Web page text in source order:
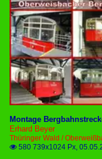
Montage
Erhard Beyer
Thüringer Wald /
 580 739x1024 Px,